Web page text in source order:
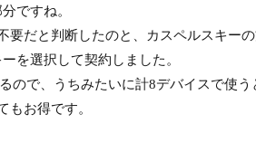
ですね。
だと判断したのと、カスペルスキー
を選択して契約しました。
ので、うちみたいに計8デバイスで使う
もお得です。